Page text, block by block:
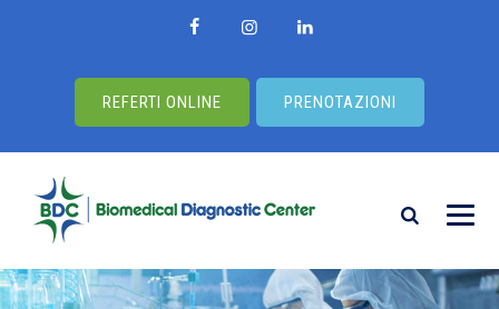
REFERTI ONLINE PRENOTAZIONI